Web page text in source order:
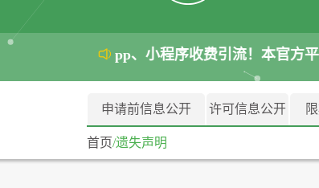
示：警惕各类 App、小程序收费引流！本官方
申请前信息公开 许可信息公开
首页/遗失声明